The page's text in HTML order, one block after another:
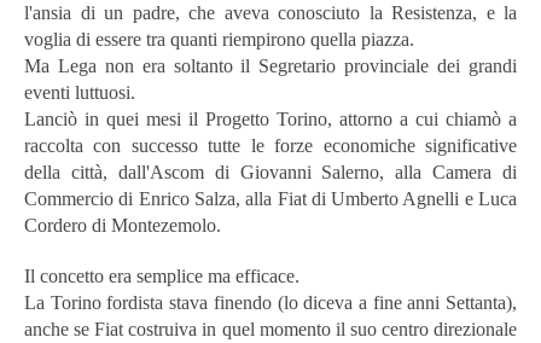
l'ansia di un padre, che aveva conosciuto la Resistenza, e la
voglia di essere tra quanti riempirono quella piazza.
Ma Lega non era soltanto il Segretario provinciale dei grandi
eventi luttuosi.
Lanciò in quei mesi il Progetto Torino, attorno a cui chiamò a
raccolta con successo tutte le forze economiche significative
della città, dall'Ascom di Giovanni Salerno, alla Camera di
Commercio di Enrico Salza, alla Fiat di Umberto Agnelli e Luca
Cordero di Montezemolo.
Il concetto era semplice ma efficace.
La Torino fordista stava finendo (lo diceva a fine anni Settanta),
anche se Fiat costruiva in quel momento il suo centro direzionale